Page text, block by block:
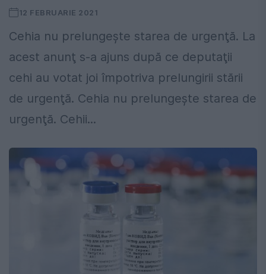
12 FEBRUARIE 2021
Cehia nu prelungeşte starea de urgenţă. La
acest anunţ s-a ajuns după ce deputaţii
cehi au votat joi împotriva prelungirii stării
de urgenţă. Cehia nu prelungeşte starea de
urgenţă. Cehii...